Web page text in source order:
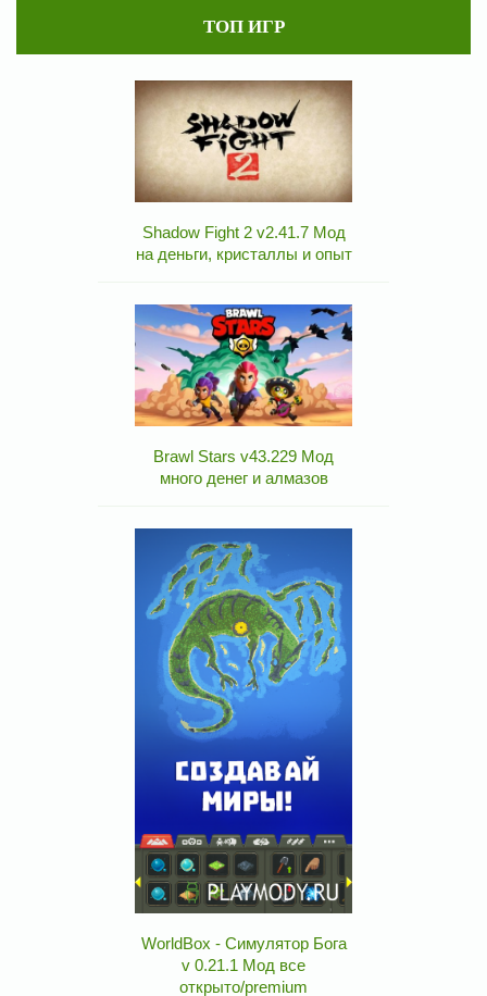
ТОП ИГР
Shadow Fight 2 v2.41.7 Мод
на деньги, кристаллы и опыт
Brawl Stars v43.229 Мод
много денег и алмазов
WorldBox - Симулятор Бога
v 0.21.1 Мод все
открыто/premium